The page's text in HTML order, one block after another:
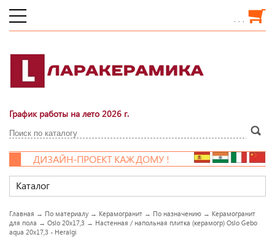
. . .
График работы на лето 2026 г.
ДИЗАЙН-ПРОЕКТ КАЖДОМУ !
Каталог
Главная → По материалу → Керамогранит → По назначению → Керамогранит
для пола → Oslo 20x17,3 → Настенная / напольная плитка (керамогр) Oslo Gebo
aqua 20x17,3 - Heralgi